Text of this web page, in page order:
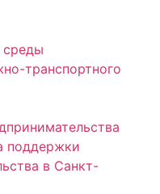
транспортного
поддержки
в Санкт-